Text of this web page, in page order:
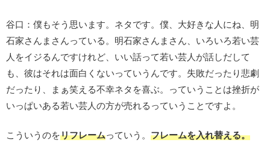
谷口：僕もそう思います。ネタです。僕、大好きな人にね、明
石家さんまさんっている。明石家さんまさん、いろいろ若い芸
人をイジるんですけれど、いい話って若い芸人が話しだして
も、彼はそれは面白くないっていうんです。失敗だったり悲劇
だったり、まぁ笑える不幸ネタを喜ぶ。っていうことは挫折が
いっぱいある若い芸人の方が売れるっていうことですよ。
こういうのをリフレームっていう。 フレームを入れ替える。